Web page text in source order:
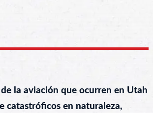
la aviación que ocurren en Utah
catastróficos en naturaleza,